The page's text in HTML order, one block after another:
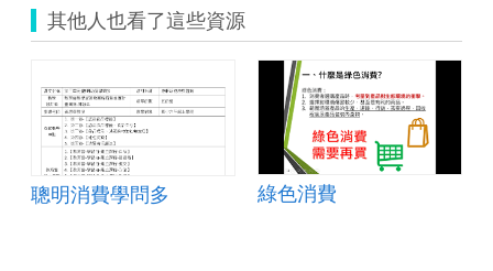
其他人也看了這些資源
聰明消費學問多 綠色消費